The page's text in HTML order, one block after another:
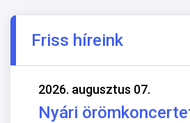
Friss híreink
2026. augusztus 07.
Nyári